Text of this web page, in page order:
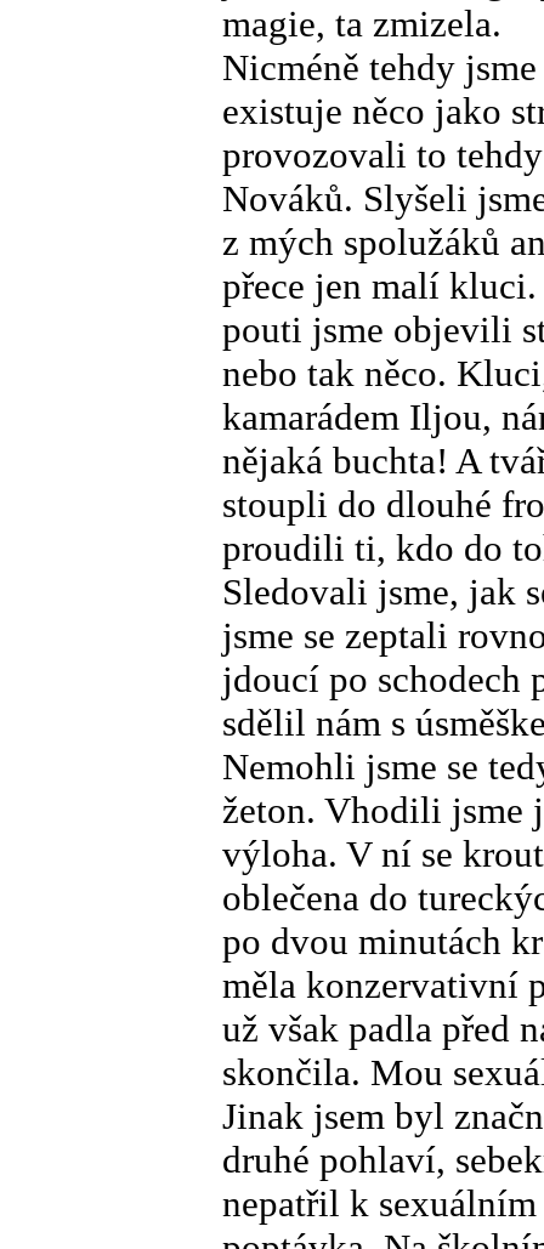
magie, ta zmizela.
Nicméně tehdy
existuje něco jako
provozovali to
Nováků. Slyšeli
z mých spolužáků
přece jen malí
pouti jsme objevili
nebo tak něco.
kamarádem Iljou,
nějaká buchta! A
stoupli do dlouhé
proudili ti, kdo do
Sledovali jsme, jak
jsme se zeptali
jdoucí po schodech
sdělil nám s
Nemohli jsme se
žeton. Vhodili jsme
výloha. V ní se
oblečena do
po dvou minutách
měla konzervativní
už však padla před
skončila. Mou
Jinak jsem byl
druhé pohlaví,
nepatřil k